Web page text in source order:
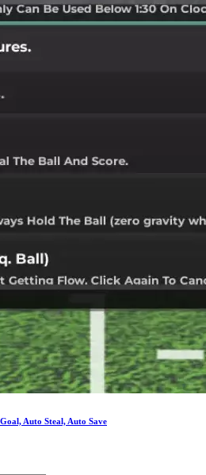
Auto Steal, Auto Save